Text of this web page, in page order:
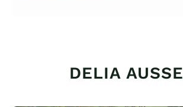
DELIA AUSSEN